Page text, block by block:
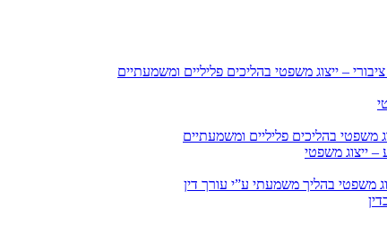
– ייצוג משפטי בהליכים פליליים ומשמעתיים
משפטי בהליכים פליליים ומשמעתיים
– ייצוג משפטי
משפטי בהליך משמעתי ע”י עורך דין